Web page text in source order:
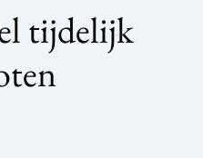
tijdelijk